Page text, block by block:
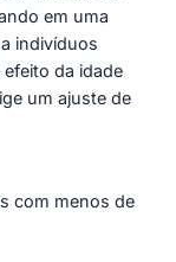
em uma
indivíduos
da idade
um ajuste de
com menos de